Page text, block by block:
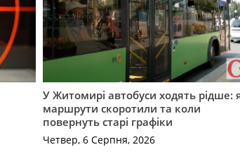
У Житомирі автобуси ходять рідше:
маршрути скоротили та коли
повернуть старі графіки
Четвер, 6 Серпня, 2026